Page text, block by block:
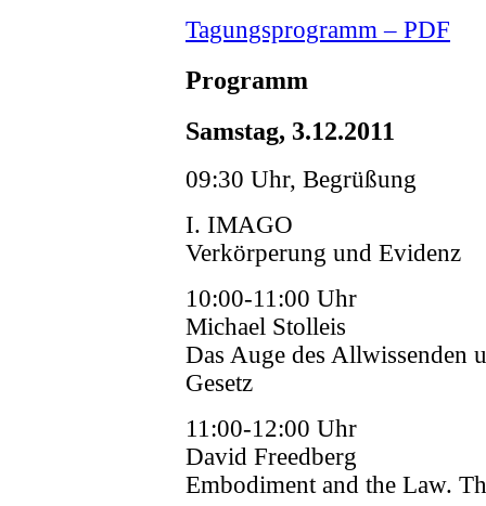
Tagungsprogramm – PDF
Programm
Samstag, 3.12.2011
09:30 Uhr, Begrüßung
I. IMAGO
Verkörperung und Evidenz
10:00-11:00 Uhr
Michael Stolleis
Das Auge des Allwissenden
Gesetz
11:00-12:00 Uhr
David Freedberg
Embodiment and the Law.